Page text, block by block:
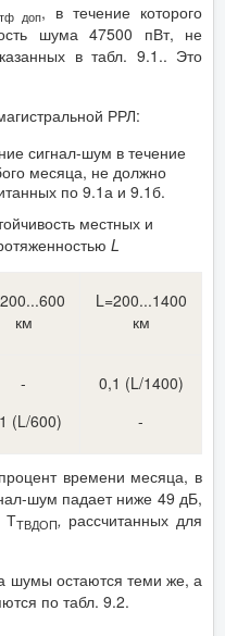
тф доп, в течение которого
шума 47500 пВт, не
в табл. 9.1.. Это
РРЛ:
сигнал-шум в течение
месяца, не должно
по 9.1а и 9.1б.
местных и
L
км
L=200...1400
км
-
(L/600)
0,1 (L/1400)
-
времени месяца, в
шум падает ниже 49 дБ,
ТТВДОП, рассчитанных для
шумы остаются теми же, а
по табл. 9.2.